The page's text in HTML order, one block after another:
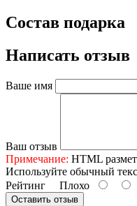
Состав подарка
Написать отзыв
Ваше имя
Ваш отзыв
Примечание: HTML
Используйте обычный
Рейтинг Плохо
Оставить отзыв